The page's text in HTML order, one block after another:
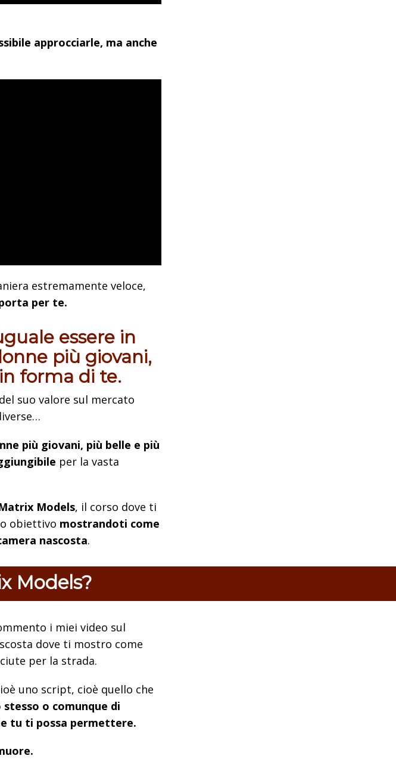
approcciarle, ma anche
estremamente veloce,
per te.
essere in
più giovani,
forma di te.
suo valore sul mercato
più giovani, più belle e più
per la vasta
Models, il corso dove ti
obiettivo mostrandoti come
nascosta.
Models?
i miei video sul
dove ti mostro come
per la strada.
uno script, cioè quello che
o comunque di
tu ti possa permettere.